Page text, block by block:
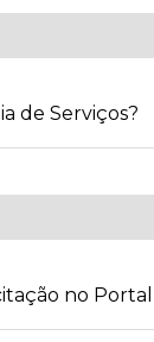
de Serviços?
no